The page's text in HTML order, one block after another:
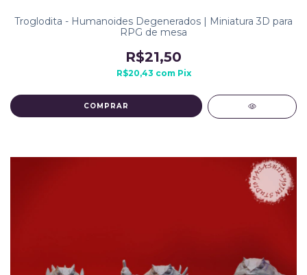
Troglodita - Humanoides Degenerados | Miniatura 3D para
RPG de mesa
R$21,50
R$20,43 com Pix
COMPRAR